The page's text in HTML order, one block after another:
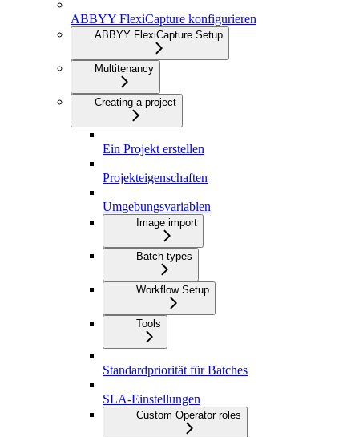
ABBYY FlexiCapture konfigurieren
ABBYY FlexiCapture Setup
Multitenancy
Creating a project
Ein Projekt erstellen
Projekteigenschaften
Umgebungsvariablen
Image import
Batch types
Workflow Setup
Tools
Standardpriorität für Batches
SLA-Einstellungen
Custom Operator roles